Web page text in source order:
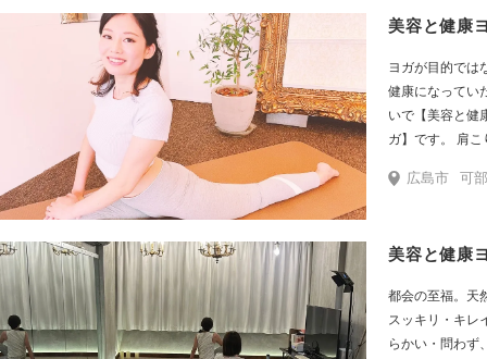
プを養う。
スッキリ・キレ
レッチがメイ
トホームな雰囲
い」とおっし
きやすい」「
るヨガ講師なら
美容と健康
ヨガが目的では
健康になってい
いで【美容と健
ガ】です。 肩
など。 毎週レ
果的な表情筋を
心もスッキリ・
広島市 可
美容と健康
都会の至福。天
スッキリ・キレ
らかい・問わず